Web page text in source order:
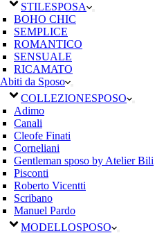
STILESPOSA
BOHO CHIC
SEMPLICE
ROMANTICO
SENSUALE
RICAMATO
Abiti da Sposo
COLLEZIONESPOSO
Adimo
Canali
Cleofe Finati
Corneliani
Gentleman sposo by Atelier Bili
Pisconti
Roberto Vicentti
Scribano
Manuel Pardo
MODELLOSPOSO